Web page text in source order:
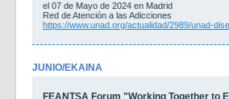
el 07 de Mayo de 2024 en Madrid
Red de Atención a las Adicciones
https://www.unad.org/actualidad/2989/unad-
JUNIO/EKAINA
FEANTSA Forum "Working Together to